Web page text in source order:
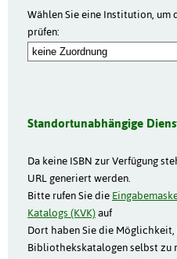
Wählen Sie eine Institution, um
prüfen:
Standortunabhängige
Da keine ISBN zur Verfügung
URL generiert werden.
Bitte rufen Sie die
Katalogs (KVK)auf
Dort haben Sie die
Bibliothekskatalogen selbst zu